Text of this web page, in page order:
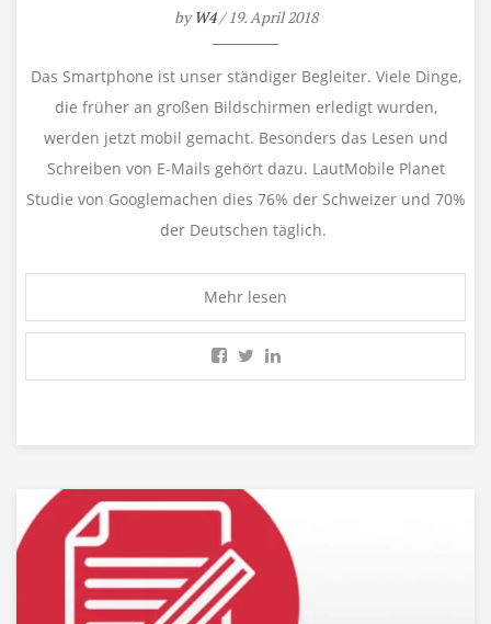
byW4/ 19. April 2018
Das Smartphone ist unser ständiger Begleiter. Viele Dinge,
die früher an großen Bildschirmen erledigt wurden,
werden jetzt mobil gemacht. Besonders das Lesen und
Schreiben von E-Mails gehört dazu. LautMobile Planet
Studie von Googlemachen dies 76% der Schweizer und 70%
der Deutschen täglich.
Mehr lesen